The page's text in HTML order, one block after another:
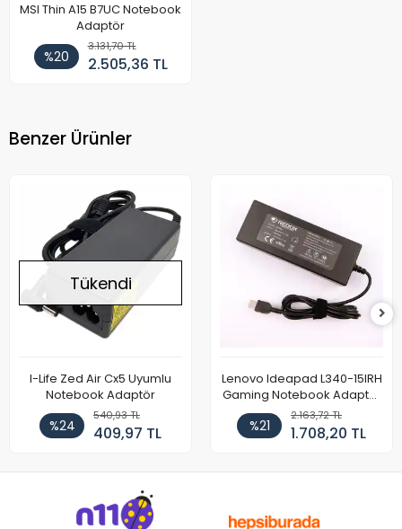
MSI Thin A15 B7UC Notebook
Adaptör
%20
3.131,70 TL
2.505,36 TL
Benzer Ürünler
Tükendi
I-Life Zed Air Cx5 Uyumlu
Notebook Adaptör
%24
540,93 TL
409,97 TL
Lenovo Ideapad L340-15IRH
Gaming Notebook Adaptör
Cihazı Şarj Aleti (150W)
%21
2.163,72 TL
1.708,20 TL